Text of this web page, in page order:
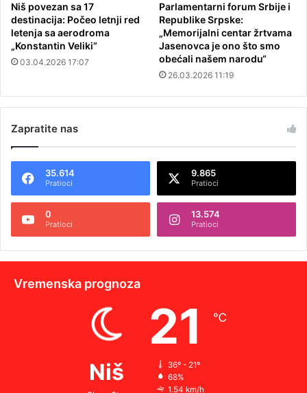
Niš povezan sa 17
destinacija: Počeo letnji red
letenja sa aerodroma
„Konstantin Veliki“
03.04.2026 17:07
Parlamentarni forum Srbije i
Republike Srpske:
„Memorijalni centar žrtvama
Jasenovca je ono što smo
obećali našem narodu“
26.03.2026 11:19
Zapratite nas
35.614
Pratioci
9.865
Pratioci
0
Pratioci
13.574
Pratioci
Vremenska prognoza
Niš
21 ℃
36º - 21º
68%
1.54 km/h